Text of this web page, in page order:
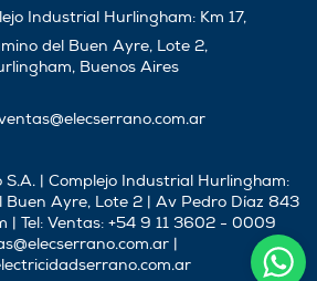
Industrial Hurlingham: Km 17,
del Buen Ayre, Lote 2,
Buenos Aires
| Complejo Industrial Hurlingham:
Buen Ayre, Lote 2 | Av Pedro Díaz 843
| Tel: Ventas: +54 9 11 3602 - 0009
|